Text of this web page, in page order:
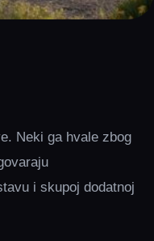
Neki ga hvale zbog
i skupoj dodatnoj